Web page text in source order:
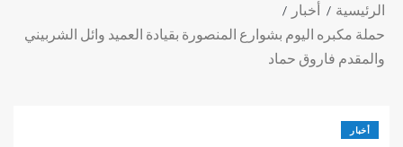
الرئيسية
أخبار
حملة مكبره اليوم بشوارع المنصورة بقيادة العميد وائل الشربيني
والمقدم فاروق حماد
أخبار